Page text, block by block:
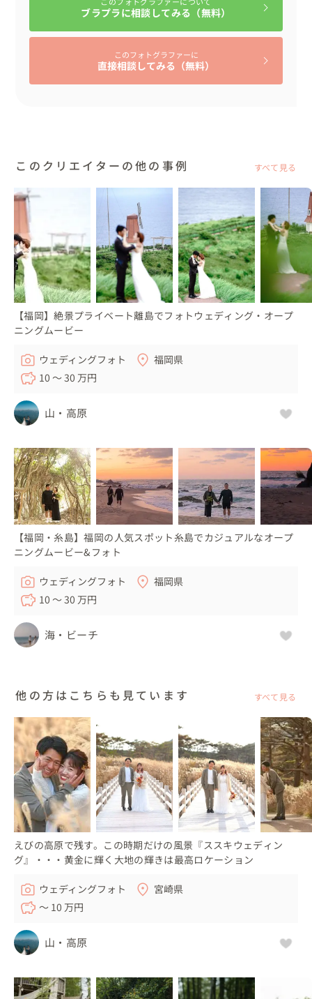
ブラプラに相談してみる（無料）
このフォトグラファーに
直接相談してみる（無料）
このクリエイターの他の事例 すべて見る
【福岡】絶景プライベート離島でフォトウェディング・オープ
ニングムービー
ウェディングフォト
福岡県
10 〜 30 万円
山・高原
【福岡・糸島】福岡の人気スポット糸島でカジュアルなオープ
ニングムービー&フォト
ウェディングフォト
福岡県
10 〜 30 万円
海・ビーチ
他の方はこちらも見ています すべて見る
えびの高原で残す。この時期だけの風景『ススキウェディン
グ』・・・黄金に輝く大地の輝きは最高ロケーション
ウェディングフォト
宮崎県
〜 10 万円
山・高原